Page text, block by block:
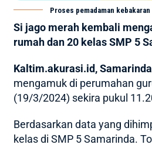
Proses pemadaman
Si jago merah kembali
rumah dan 20 kelas SMP 5
Kaltim.akurasi.id, Samarinda
mengamuk di perumahan
(19/3/2024) sekira pukul
Berdasarkan data yang
kelas di SMP 5 Samarinda.